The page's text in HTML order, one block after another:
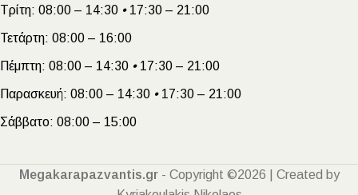
Τρίτη: 08:00 – 14:30 •17:30 – 21:00
Τετάρτη: 08:00 – 16:00
Πέμπτη: 08:00 – 14:30 •17:30 – 21:00
Παρασκευή: 08:00 – 14:30 •17:30 – 21:00
Σάββατο: 08:00 – 15:00
Megakarapazvantis.gr- Copyright ©2026 | Created by